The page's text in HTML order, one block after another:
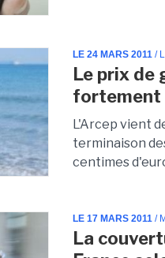
LE 24 MARS 2011 /
Le prix de
fortement
L'Arcep vient
terminaison
centimes
LE 17 MARS 2011 /
La